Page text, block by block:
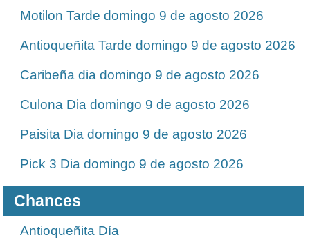
Motilon Tarde domingo 9 de agosto 2026
Antioqueñita Tarde domingo 9 de agosto 2026
Caribeña dia domingo 9 de agosto 2026
Culona Dia domingo 9 de agosto 2026
Paisita Dia domingo 9 de agosto 2026
Pick 3 Dia domingo 9 de agosto 2026
Chances
Antioqueñita Día